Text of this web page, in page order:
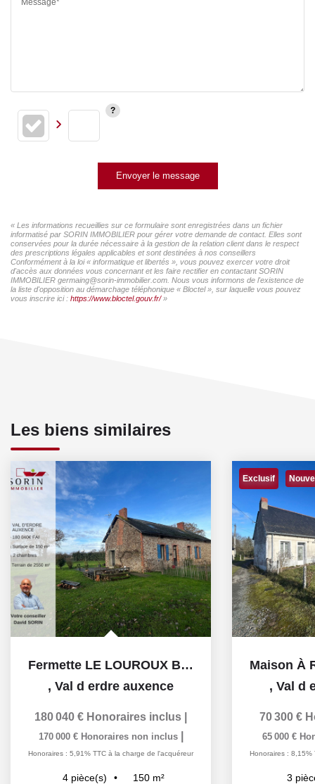
Envoyer le message
« Les informations recueillies sur ce formulaire sont enregistrées dans un fichier
informatisé par SORIN IMMOBILIER pour gérer votre demande de contact. Elles sont
conservées pour la durée nécessaire à la gestion de la relation client dans le respect
des prescriptions légales applicables et sont destinées à nos conseillers
Conformément à la loi « informatique et libertés », vous pouvez exercer votre droit
d'accès aux données vous concernant et les faire rectifier en contactant SORIN
IMMOBILIER germaing@sorin-immobilier.com. Nous vous informons de l'existence de
la liste d'opposition au démarchage téléphonique « Bloctel », sur laquelle vous pouvez
vous inscrire ici : https://www.bloctel.gouv.fr/»
Les biens similaires
Fermette LE LOUROUX BECONNAIS
, Val d erdre auxence
180 040 € Honoraires inclus
170 000 € Honoraires non inclus
Honoraires : 5,91% TTC à la charge de l'acquéreur
4 pièce(s) 150 m²
Exclusif
, Val d
70 300 €
65 000 €
Honoraires : 8,15%
3